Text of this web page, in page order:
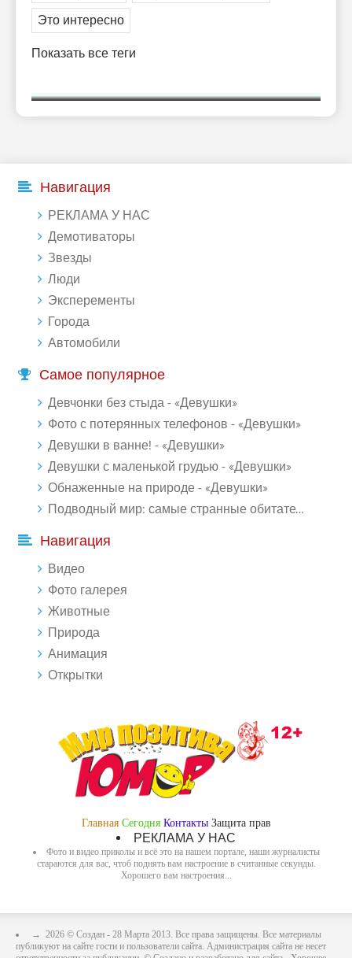
Это интересно
Показать все теги
Навигация
РЕКЛАМА У НАС
Демотиваторы
Звезды
Люди
Эксперементы
Города
Автомобили
Самое популярное
Девчонки без стыда - «Девушки»
Фото с потерянных телефонов - «Девушки»
Девушки в ванне! - «Девушки»
Девушки с маленькой грудью - «Девушки»
Обнаженные на природе - «Девушки»
Подводный мир: самые странные обитатели океана (18 фото)
Навигация
Видео
Фото галерея
Животные
Природа
Анимация
Открытки
Главная Сегодня Контакты Защита прав
РЕКЛАМА У НАС
Фото и видео приколы и всё это на нашем портале, наши журналисты
стараются для вас, чтоб поднять вам настроение в считанные секунды.
Хорошего вам настроения...
→ 2026 © Создан - 28 Марта 2013. Все права защищены. Все материалы
публикуют на сайте гости и пользователи сайта. Администрация сайта не несет